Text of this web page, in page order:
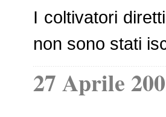
I coltivatori
non sono stati
27 Aprile